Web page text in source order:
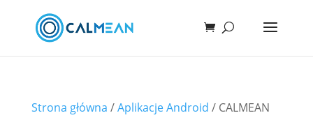
Strona główna /Aplikacje Android / CALMEAN